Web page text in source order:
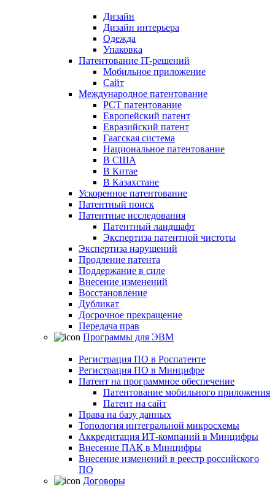
Дизайн
Дизайн интерьера
Одежда
Упаковка
Патентование IT-решений
Мобильное приложение
Сайт
Международное патентование
PCT патентование
Европейский патент
Евразийский патент
Гаагская система
Национальное патентование
В США
В Китае
В Казахстане
Ускоренное патентование
Патентный поиск
Патентные исследования
Патентный ландшафт
Экспертиза патентной чистоты
Экспертиза нарушений
Продление патента
Поддержание в силе
Внесение изменений
Восстановление
Дубликат
Досрочное прекращение
Передача прав
Программы для ЭВМ
Регистрация ПО в Роспатенте
Регистрация ПО в Минцифре
Патент на программное обеспечение
Патентование мобильного приложения
Патент на сайт
Права на базу данных
Топология интегральной микросхемы
Аккредитация ИТ-компаний в Минцифры
Внесение ПАК в Минцифры
Внесение изменений в реестр российского
ПО
Договоры